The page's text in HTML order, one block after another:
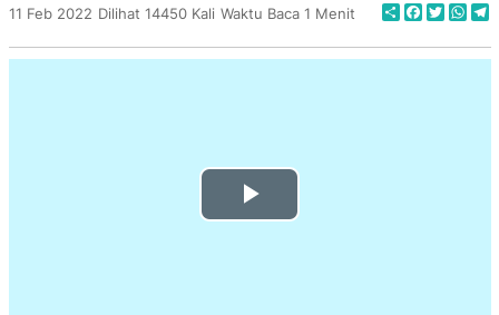
11 Feb 2022 Dilihat 14450 Kali Waktu Baca 1 Menit Share
Play